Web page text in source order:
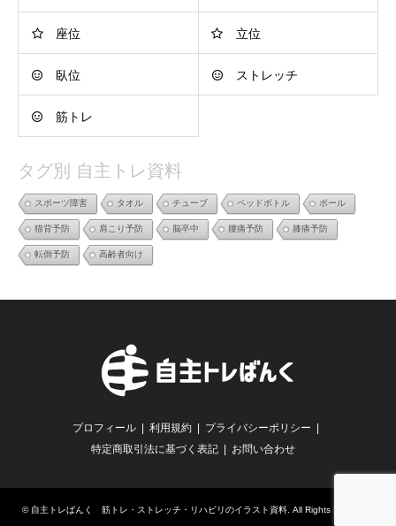
座位 立位
臥位 ストレッチ
筋トレ
タグ別 自主トレ資料
スポーツ障害 タオル チューブ ペッドボトル ボール
猫背予防 肩こり予防 脳卒中 腰痛予防 膝痛予防
転倒予防 高齢者向け
プロフィール 利用規約
プライバシーポリシー
特定商取引法に基づく表記
お問い合わせ
© 自主トレばんく 筋トレ・ストレッチ・リハビリのイラスト資料. All Rights Reserved.